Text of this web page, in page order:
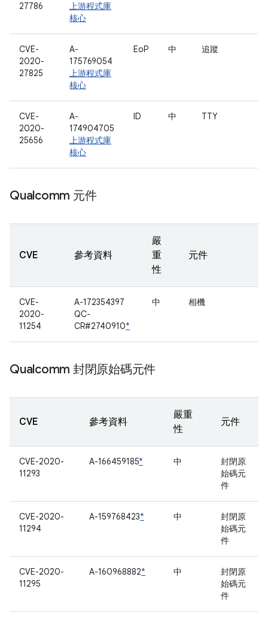
27786
上游程式庫
核心
CVE-
2020-
27825
A-
175769054
上游程式庫
核心
EoP 中 追蹤
CVE-
2020-
25656
A-
174904705
上游程式庫
核心
ID 中 TTY
Qualcomm 元件
CVE 參考資料
嚴
重
性
元件
CVE-
2020-
11254
A-172354397
QC-
CR#2740910*
中 相機
Qualcomm 封閉原始碼元件
CVE 參考資料
嚴重
性
元件
CVE-2020-
11293
A-166459185* 中
封閉原
始碼元
件
CVE-2020-
11294
A-159768423* 中
封閉原
始碼元
件
CVE-2020-
11295
A-160968882* 中
封閉原
始碼元
件